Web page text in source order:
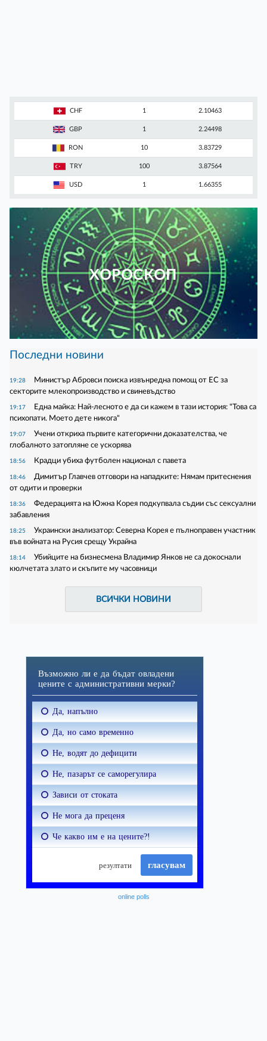
CHF 1 2.10463
GBP 1 2.24498
RON 10 3.83729
TRY 100 3.87564
USD 1 1.66355
ХОРОСКОП
Последни новини
19:28
Министър Абровси поиска извънредна помощ от ЕС за
секторите млекопроизводство и свиневъдство
19:17
Една майка: Най-лесното е да си кажем в тази история: "Това са
психопати. Моето дете никога"
19:07
Учени откриха първите категорични доказателства, че
глобалното затопляне се ускорява
18:56 Крадци убиха футболен национал с павета
18:46
Димитър Главчев отговори на нападките: Нямам притеснения
от одити и проверки
18:36
Федерацията на Южна Корея подкупвала съдии със сексуални
забавления
18:25
Украински анализатор: Северна Корея е пълноправен участник
във войната на Русия срещу Украйна
18:14
Убийците на бизнесмена Владимир Янков не са докоснали
кюлчетата злато и скъпите му часовници
ВСИЧКИ НОВИНИ
online polls